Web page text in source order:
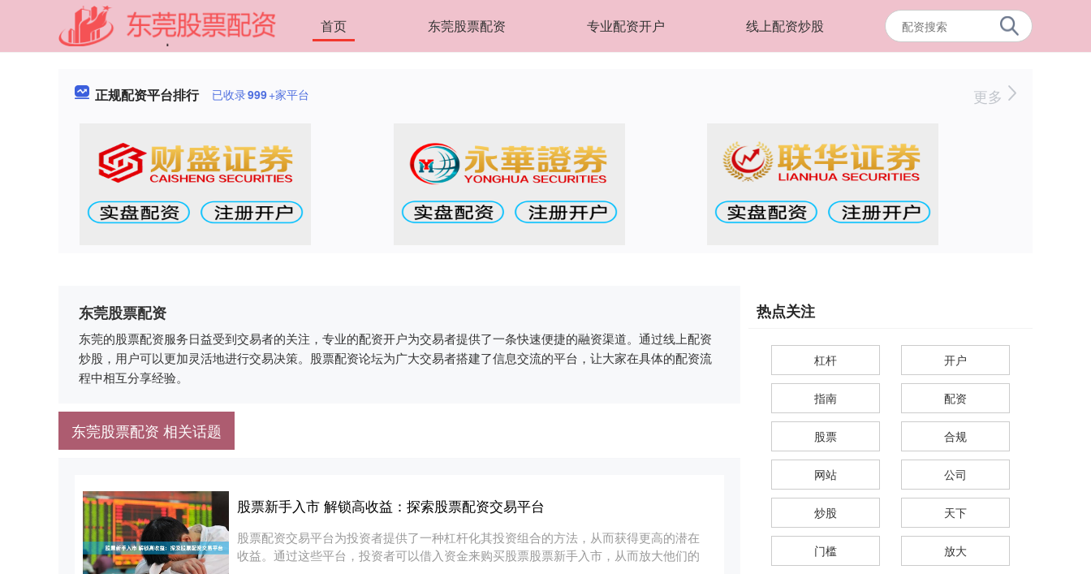
首页 东莞股票配资 专业配资开户 线上配资炒股
正规配资平台排行 已收录999+家平台 更多
东莞股票配资
东莞的股票配资服务日益受到交易者的关注，专业的配资开户为交易者提供了一条快速便捷的融资渠道。通过线上配资
炒股，用户可以更加灵活地进行交易决策。股票配资论坛为广大交易者搭建了信息交流的平台，让大家在具体的配资流
程中相互分享经验。
东莞股票配资 相关话题
股票新手入市 解锁高收益：探索股票配资交易平台
股票配资交易平台为投资者提供了一种杠杆化其投资组合的方法，从而获得更高的潜在
收益。通过这些平台，投资者可以借入资金来购买股票股票新手入市，从而放大他们的
热点关注
杠杆 开户
指南 配资
股票 合规
网站 公司
炒股 天下
门槛 放大